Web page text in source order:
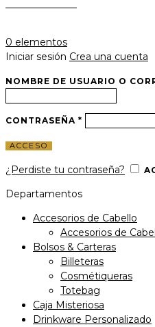
0 elementos
Iniciar sesión Crea una cuenta
NOMBRE DE USUARIO O
CONTRASEÑA *
ACCESO
¿Perdiste tu contraseña?
Departamentos
Accesorios de Cabello
Accesorios de
Bolsos & Carteras
Billeteras
Cosmétiqueras
Totebag
Caja Misteriosa
Drinkware Personalizado